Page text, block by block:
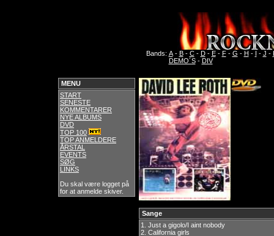
Bands: A- B- C- D- E- F- G - H - I - J -
DEMO´S- DIV
MENU
START
SENESTE
KOMMENTARER
NYE ALBUMS
DVD
TOP 100
TOP ANMELDERE
ÅRSTAL
EVENTS
SØG
LINKS
Du skal være logget på
for at anmelde skiver.
Sange
1. Just a gigolo/I aint nobody
2. California girls